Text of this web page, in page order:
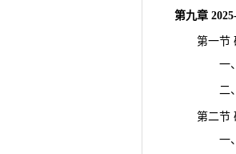
第九章
第一节 硬
一、
二、发
第二节 硬
一、